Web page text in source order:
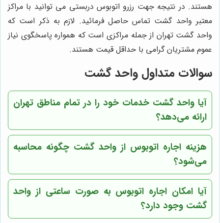
هستند. در نتیجه جهت رزرو اتوبوس دربستی می توانید با مراکز
معتبر واحد گشت تماس حاصل فرمائید. لازم به ذکر است که
واحد گشت تهران از جمله مراکزی است که همواره پاسخگوی نیاز
عموم مشتریان گرامی با حداقل قیمت هستند.
سوالات متداول واحد گشت
آیا واحد گشت خدمات خود را در تمام مناطق تهران
ارائه می‌دهد؟
هزینه اجاره اتوبوس از واحد گشت چگونه محاسبه
می‌شود؟
آیا امکان اجاره اتوبوس به صورت ساعتی از واحد
گشت وجود دارد؟